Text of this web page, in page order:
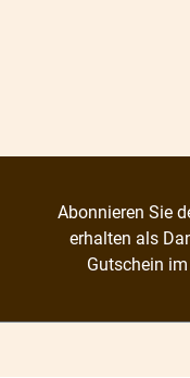
Abonnieren Sie
erhalten als
Gutschein